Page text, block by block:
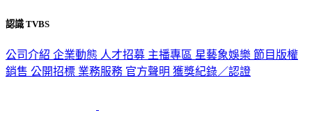
認識 TVBS
公司介紹 企業動態 人才招募 主播專區 星藝象娛樂 節目版權
銷售 公開招標 業務服務 官方聲明 獲獎紀錄／認證